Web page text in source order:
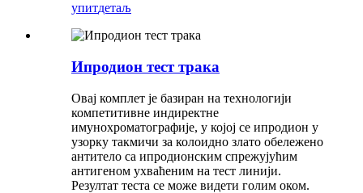
упитдетаљ
Ипродион тест трака
Овај комплет је базиран на технологији
компетитивне индиректне
имунохроматографије, у којој се ипродион у
узорку такмичи за колоидно злато обележено
антитело са ипродионским спрежујућим
антигеном ухваћеним на тест линији.
Резултат теста се може видети голим оком.